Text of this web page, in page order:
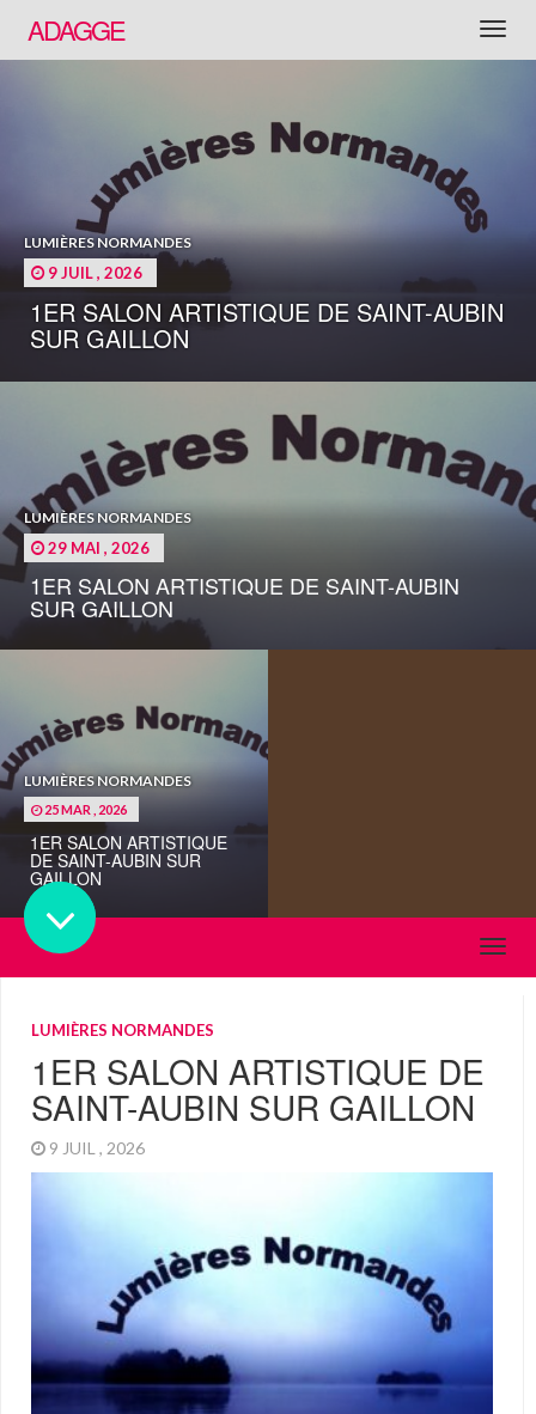
ADAGGE
LUMIÈRES NORMANDES
9 JUIL , 2026
1ER SALON ARTISTIQUE DE SAINT-AUBIN
SUR GAILLON
LUMIÈRES NORMANDES
29 MAI , 2026
1ER SALON ARTISTIQUE DE SAINT-AUBIN
SUR GAILLON
LUMIÈRES NORMANDES
25 MAR , 2026
1ER SALON ARTISTIQUE
DE SAINT-AUBIN SUR
GAILLON
CATÉGORIES
Adagge
Aquarell'Eure
Autres manifestations
Journées duPatrimoine
Lumières Scandinaves
Retrouvailles
Salon Dessin & Sculpture
LUMIÈRES NORMANDES
1ER SALON ARTISTIQUE DE
SAINT-AUBIN SUR GAILLON
9 JUIL , 2026